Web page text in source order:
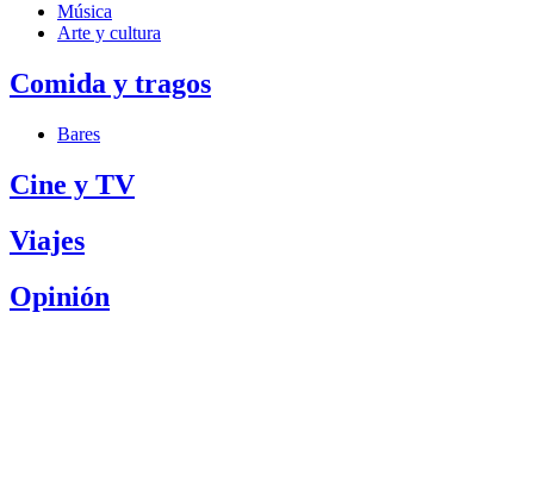
Música
Arte y cultura
Comida y tragos
Bares
Cine y TV
Viajes
Opinión